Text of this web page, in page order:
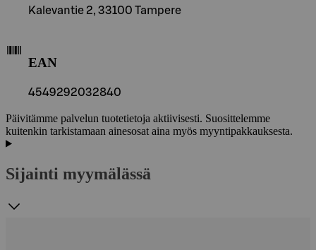
Kalevantie 2, 33100 Tampere
EAN
4549292032840
Päivitämme palvelun tuotetietoja aktiivisesti. Suosittelemme
kuitenkin tarkistamaan ainesosat aina myös myyntipakkauksesta.
Sijainti myymälässä